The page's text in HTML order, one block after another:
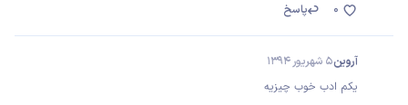
پاسخ
0
آروین5 شهریور 1394
یکم ادب خوب چیزیه